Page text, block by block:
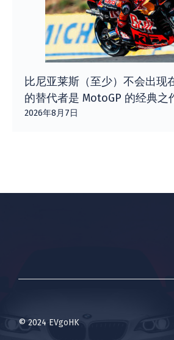
比尼亚莱斯（至少）不会出现
的替代者是 MotoGP 的经典之
2026年8月7日
© 2024 EVgoHK